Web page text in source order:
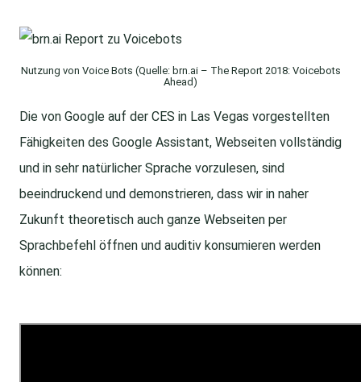
Nutzung von Voice Bots (Quelle: brn.ai – The Report 2018: Voicebots
Ahead)
Die von Google auf der CES in Las Vegas vorgestellten
Fähigkeiten des Google Assistant, Webseiten vollständig
und in sehr natürlicher Sprache vorzulesen, sind
beeindruckend und demonstrieren, dass wir in naher
Zukunft theoretisch auch ganze Webseiten per
Sprachbefehl öffnen und auditiv konsumieren werden
können: